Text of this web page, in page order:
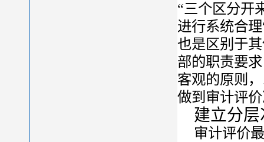
“三个区分开
进行系统合
也是区别于
部的职责要
客观的原则
做到审计评
建立分
审计评价